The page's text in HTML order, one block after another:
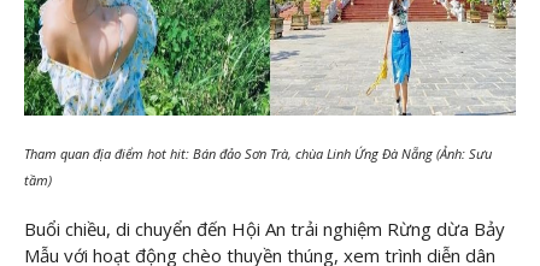
Tham quan địa điểm hot hit: Bán đảo Sơn Trà, chùa Linh Ứng Đà Nẵng (Ảnh: Sưu
tầm)
Buổi chiều, di chuyển đến Hội An trải nghiệm Rừng dừa Bảy
Mẫu với hoạt động chèo thuyền thúng, xem trình diễn dân